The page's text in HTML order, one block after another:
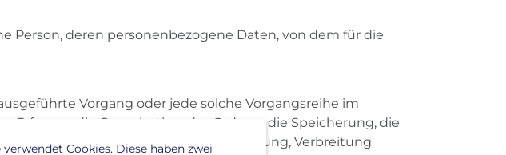
Person, deren personenbezogene Daten, von dem für die
Vorgang oder jede solche Vorgangsreihe im
die Organisation, das Ordnen, die Speicherung, die
die Offenlegung durch Übermittlung, Verbreitung
Cookies. Diese haben zwei